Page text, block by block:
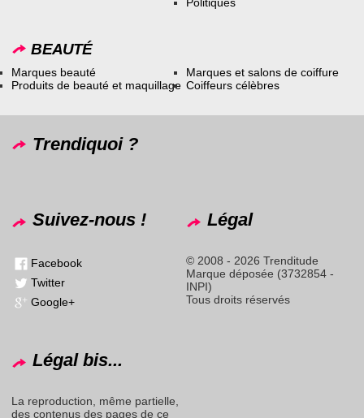
Politiques
BEAUTÉ
Marques beauté
Produits de beauté et maquillage
Marques et salons de coiffure
Coiffeurs célèbres
Trendiquoi ?
Suivez-nous !
Facebook
Twitter
Google+
Légal
© 2008 - 2026 Trenditude
Marque déposée (3732854 -
INPI)
Tous droits réservés
Légal bis...
La reproduction, même partielle,
des contenus des pages de ce